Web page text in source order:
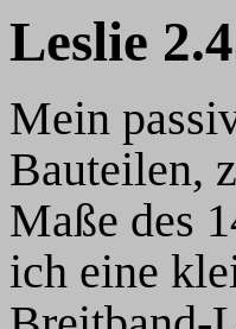
Leslie
Mein
Bauteilen,
Maße des
ich eine